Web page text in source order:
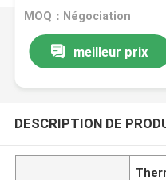
Convient pour la
surtensions du circuit
MOQ：Négociation
meilleur prix
DESCRIPTION DE